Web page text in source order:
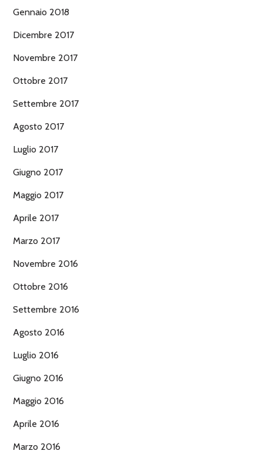
Gennaio 2018
Dicembre 2017
Novembre 2017
Ottobre 2017
Settembre 2017
Agosto 2017
Luglio 2017
Giugno 2017
Maggio 2017
Aprile 2017
Marzo 2017
Novembre 2016
Ottobre 2016
Settembre 2016
Agosto 2016
Luglio 2016
Giugno 2016
Maggio 2016
Aprile 2016
Marzo 2016